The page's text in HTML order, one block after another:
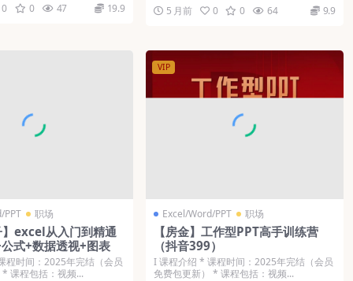
0
0 47 19.9
5 月前
0 0 64 9.9
PPT 职场
excel从入门到精通
式+数据透视+图表
程时间：2025年完结（会员
课程包括：视频...
VIP
Excel/Word/PPT 职场
【房金】工作型PPT高手训练营
（抖音399）
Ι 课程介绍 * 课程时间：2025年完结（会员
免费包更新） * 课程包括：视频...